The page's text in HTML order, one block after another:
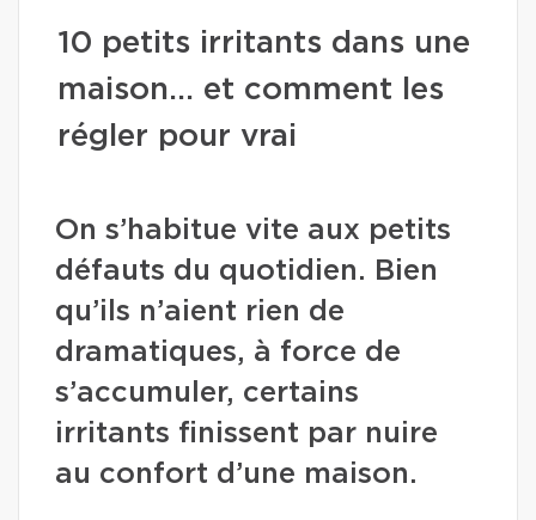
10 petits irritants dans une
maison… et comment les
régler pour vrai
On s’habitue vite aux petits
défauts du quotidien. Bien
qu’ils n’aient rien de
dramatiques, à force de
s’accumuler, certains
irritants finissent par nuire
au confort d’une maison.